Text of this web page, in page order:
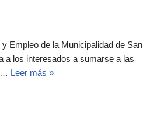
Empleo de la Municipalidad de San
a los interesados a sumarse a las
Leer más »